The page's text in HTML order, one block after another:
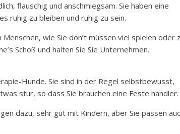
flauschig und anschmiegsam. Sie haben eine
ruhig zu bleiben und ruhig zu sein.
wie Sie don’t müssen viel spielen oder
Schoß und halten Sie Sie Unternehmen.
Hunde. Sie sind in der Regel selbstbewusst,
stur, so dass Sie brauchen eine Feste handler.
dazu, sehr gut mit Kindern, aber Sie passen